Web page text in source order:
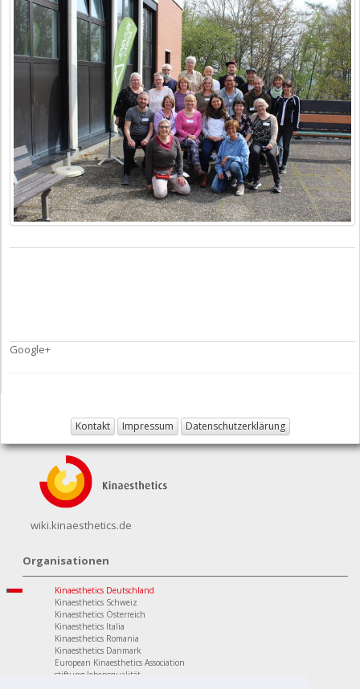
Google+
Kontakt Impressum Datenschutzerklärung
wiki.kinaesthetics.de
Organisationen
Kinaesthetics Deutschland
Kinaesthetics Schweiz
Kinaesthetics Österreich
Kinaesthetics Italia
Kinaesthetics Romania
Kinaesthetics Danmark
European Kinaesthetics Association
stiftung lebensqualität